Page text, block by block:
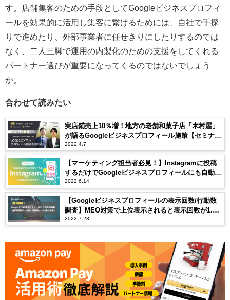
す。店舗集客のための手段としてGoogleビジネスプロフィ
ールを効果的に活用し集客に繋げるためには、自社で手探
りで進めたり、外部事業者に任せきりにしたりするのでは
なく、二人三脚で運用の内製化のための支援をしてくれる
パートナー選びが重要になってくるのではないでしょう
か。
合わせて読みたい
実店鋪売上10％増！地方の老舗和菓子店「木村屋」
が語るGoogleビジネスプロフィール施策【セミナー
体験レポート】
2022.4.7
【マーケティング担当者必見！】Instagramに投稿
するだけでGoogleビジネスプロフィールにも自動投
稿が可能に！
2022.6.14
【Googleビジネスプロフィールの表示回数/行動数
調査】MEO対策で上位表示されると表示回数が1.4
倍・行動率では1.61倍の結果に
2022.7.28